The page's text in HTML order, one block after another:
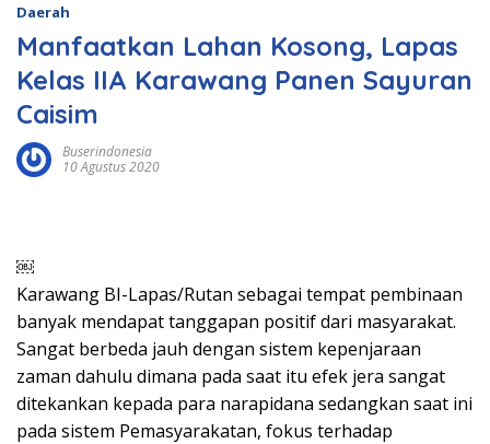
Daerah
Manfaatkan Lahan Kosong, Lapas
Kelas IIA Karawang Panen Sayuran
Caisim
Buserindonesia
10 Agustus 2020
￼
Karawang BI-Lapas/Rutan sebagai tempat pembinaan
banyak mendapat tanggapan positif dari masyarakat.
Sangat berbeda jauh dengan sistem kepenjaraan
zaman dahulu dimana pada saat itu efek jera sangat
ditekankan kepada para narapidana sedangkan saat ini
pada sistem Pemasyarakatan, fokus terhadap